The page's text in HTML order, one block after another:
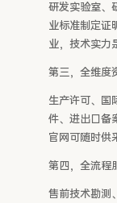
研发实验室、
业标准制定证
业，技术实力
第三，全维度
生产许可、国
件、进出口备
官网可随时供
第四，全流程
售前技术勘测